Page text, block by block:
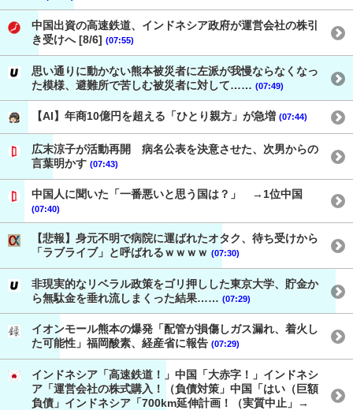
中国出資の高速鉄道、インドネシア政府が運営会社の株引
き受けへ [8/6] (07:55)
思い通りに動かない熊本被災者に左派が我慢ならなくなっ
た模様、避難所で苦しむ被災者に対して…… (07:49)
【AI】年商10億円を超える「ひとり親方」が急増 (07:44)
広末涼子が活動再開 病名公表を決意させた、次男からの
言葉明かす (07:43)
中国人に聞いた「一番悪いと思う国は？」 →1位中国
(07:40)
【悲報】身元不明で病院に運ばれたオタク、待ち受けから
「ラブライブ」と呼ばれるｗｗｗｗ (07:30)
非現実的なリベラル政策をゴリ押しした東京大学、貯金か
ら無駄金を垂れ流しまくった結果…… (07:29)
イオンモール熊本の爆発「配管が損傷しガス漏れ、着火し
た可能性」福岡酸素、経産省に報告 (07:29)
インドネシア「高速鉄道！」中国「大赤字！」インドネシ
ア「運営会社の株式購入！（負債対策」中国「はい（巨額
負債」インドネシア「700km延伸計画！（実質中止」→